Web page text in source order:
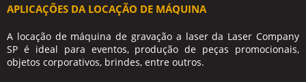
APLICAÇÕES DA LOCAÇÃO DE MÁQUINA
A locação de máquina de gravação a laser da Laser Company
SP é ideal para eventos, produção de peças promocionais,
objetos corporativos, brindes, entre outros.